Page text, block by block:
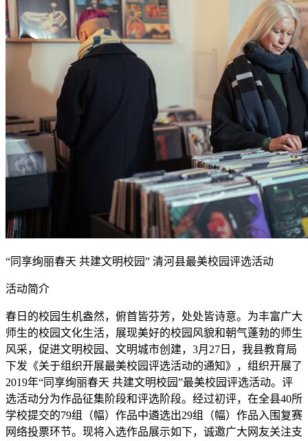
“同享绚丽春天 共建文明校园” 清河县最美校园评选活动
活动简介
春日的校园生机盎然，俯首皆芬芳，处处皆诗意。为丰富广大
师生的校园文化生活，展现美好的校园风貌和朝气蓬勃的师生
风采，促进文明校园、文明城市创建，3月27日，我县教育局
下发《关于组织开展最美校园评选活动的通知》，组织开展了
2019年“同享绚丽春天 共建文明校园”最美校园评选活动。评
选活动分为作品征集阶段和评选阶段。经过初评，在全县40所
学校提交的79组（幅）作品中遴选出29组（幅）作品入围复赛
网络投票环节。现将入选作品展示如下，诚邀广大网友关注支